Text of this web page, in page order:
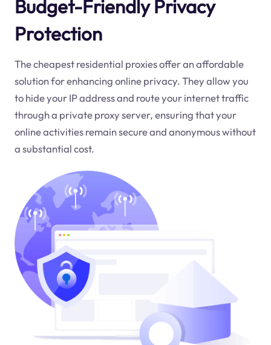
Budget-Friendly Privacy
Protection
The cheapest residential proxies offer an affordable
solution for enhancing online privacy. They allow you
to hide your IP address and route your internet traffic
through a private proxy server, ensuring that your
online activities remain secure and anonymous without
a substantial cost.